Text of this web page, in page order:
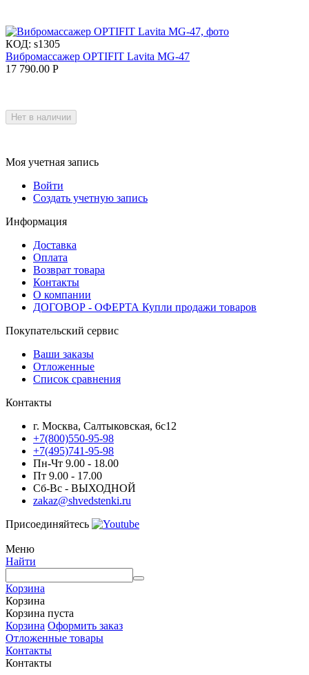
КОД: s1305
Вибромассажер OPTIFIT Lavita MG-47
17 790.00 Р
Нет в наличии
Моя учетная запись
Войти
Создать учетную запись
Информация
Доставка
Оплата
Возврат товара
Контакты
О компании
ДОГОВОР - ОФЕРТА Купли продажи товаров
Покупательский сервис
Ваши заказы
Отложенные
Список сравнения
Контакты
г. Москва, Салтыковская, 6с12
+7(800)550-95-98
+7(495)741-95-98
Пн-Чт 9.00 - 18.00
Пт 9.00 - 17.00
Сб-Вс - ВЫХОДНОЙ
zakaz@shvedstenki.ru
Присоединяйтесь
Меню
Найти
Корзина
Корзина
Корзина пуста
Корзина Оформить заказ
Отложенные товары
Контакты
Контакты